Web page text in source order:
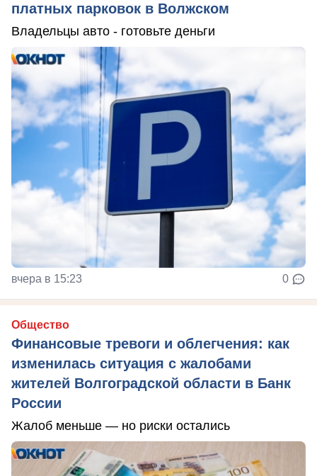
платных парковок в Волжском
Владельцы авто - готовьте деньги
вчера в 15:23 0
Общество
Финансовые тревоги и облегчения: как
изменилась ситуация с жалобами
жителей Волгоградской области в Банк
России
Жалоб меньше — но риски остались